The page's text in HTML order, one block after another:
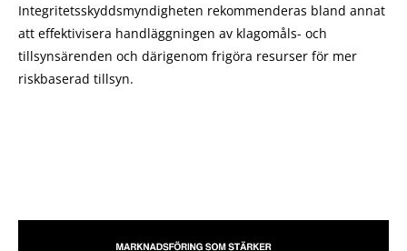
Integritetsskyddsmyndigheten rekommenderas bland annat
att effektivisera handläggningen av klagomåls- och
tillsynsärenden och därigenom frigöra resurser för mer
riskbaserad tillsyn.